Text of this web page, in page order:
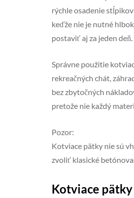
rýchle osadenie
keďže nie je nutné
postaviť aj za jeden deň.
Správne použitie
rekreačných chát,
bez zbytočných
pretože nie každý
Pozor:
Kotviace pätky nie sú
zvoliť klasické
Kotviace